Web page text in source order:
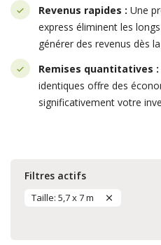
Revenus rapides : Une
express éliminent les
générer des revenus dès
Remises quantitatives :
identiques offre des
significativement votre
Filtres actifs
Taille: 5,7 x 7 m